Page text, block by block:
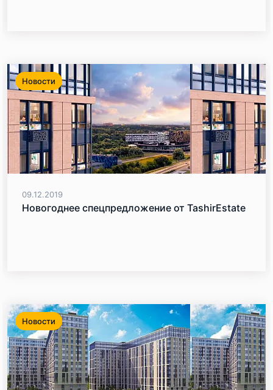
Новости
09.12.2019
Новогоднее спецпредложение от TashirEstate
Новости